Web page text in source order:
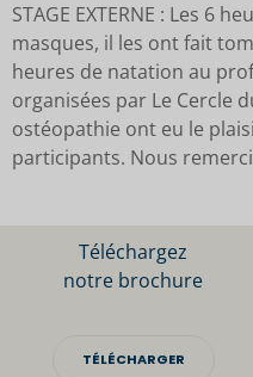
STAGE EXTERNE : Les 6
masques, il les ont fait
heures de natation au
organisées par Le Cercle
ostéopathie ont eu le
participants. Nous
Téléchargez
notre brochure
TÉLÉCHARGER